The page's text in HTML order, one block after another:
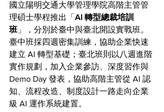
國立陽明交通大學管理學院高階主管管
理碩士學程推出「 AI 轉型總裁培訓
班 」，分別於臺中與臺北開設實戰班。
臺中班採四週密集訓練，協助企業快速
建立 AI 轉型基礎；臺北班則以八週進階
實作規劃，加入企業參訪、深度習作與
Demo Day 發表，協助高階主管從 AI 認
知、流程改造、制度設計一路走向企業
級 AI 運作系統建置。